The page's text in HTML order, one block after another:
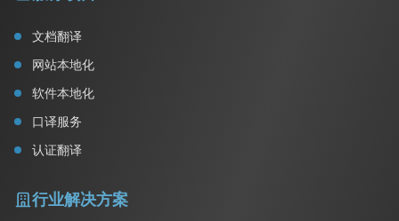
文档翻译
网站本地化
软件本地化
口译服务
认证翻译
行业解决方案